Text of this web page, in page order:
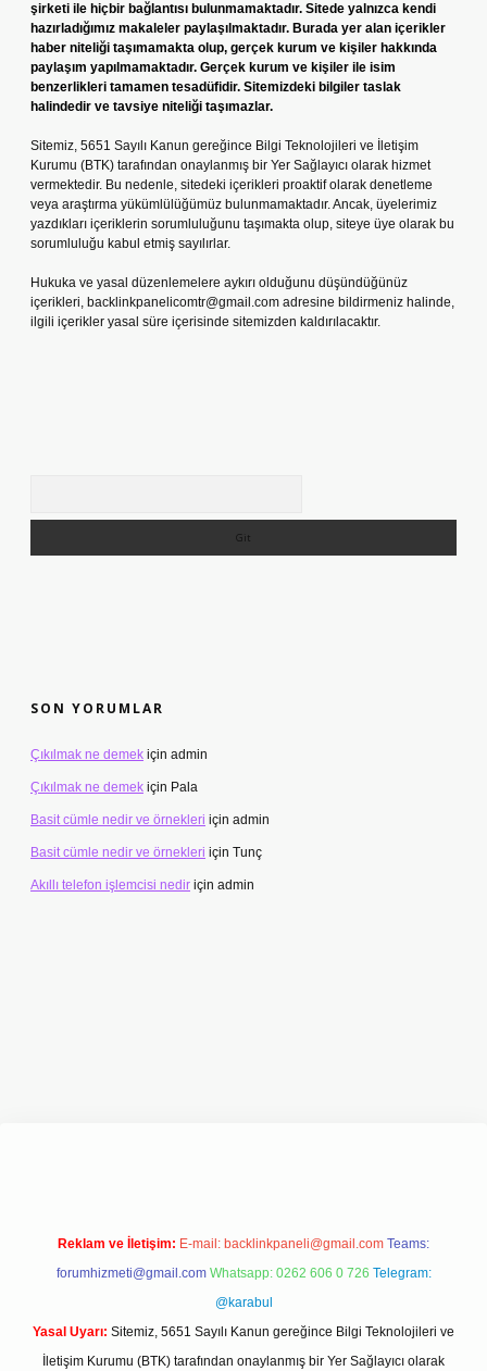
şirketi ile hiçbir bağlantısı bulunmamaktadır. Sitede yalnızca kendi
hazırladığımız makaleler paylaşılmaktadır. Burada yer alan içerikler
haber niteliği taşımamakta olup, gerçek kurum ve kişiler hakkında
paylaşım yapılmamaktadır. Gerçek kurum ve kişiler ile isim
benzerlikleri tamamen tesadüfidir. Sitemizdeki bilgiler taslak
halindedir ve tavsiye niteliği taşımazlar.
Sitemiz, 5651 Sayılı Kanun gereğince Bilgi Teknolojileri ve İletişim
Kurumu (BTK) tarafından onaylanmış bir Yer Sağlayıcı olarak hizmet
vermektedir. Bu nedenle, sitedeki içerikleri proaktif olarak denetleme
veya araştırma yükümlülüğümüz bulunmamaktadır. Ancak, üyelerimiz
yazdıkları içeriklerin sorumluluğunu taşımakta olup, siteye üye olarak bu
sorumluluğu kabul etmiş sayılırlar.
Hukuka ve yasal düzenlemelere aykırı olduğunu düşündüğünüz
içerikleri, backlinkpanelicomtr@gmail.com adresine bildirmeniz halinde,
ilgili içerikler yasal süre içerisinde sitemizden kaldırılacaktır.
SON YORUMLAR
Çıkılmak ne demek için admin
Çıkılmak ne demek için Pala
Basit cümle nedir ve örnekleri için admin
Basit cümle nedir ve örnekleri için Tunç
Akıllı telefon işlemcisi nedir için admin
Reklam ve İletişim: E-mail: backlinkpaneli@gmail.com Teams:
forumhizmeti@gmail.com Whatsapp: 0262 606 0 726 Telegram:
@karabul
Yasal Uyarı: Sitemiz, 5651 Sayılı Kanun gereğince Bilgi Teknolojileri ve
İletişim Kurumu (BTK) tarafından onaylanmış bir Yer Sağlayıcı olarak